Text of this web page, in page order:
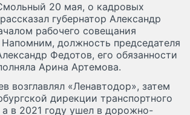
20 мая, о кадровых
губернатор Александр
рабочего совещания
Напомним, должность председателя
Федотов, его обязанности
Арина Артемова.
возглавлял «Ленавтодор», затем
дирекции транспортного
а в 2021 году ушел в дорожно-